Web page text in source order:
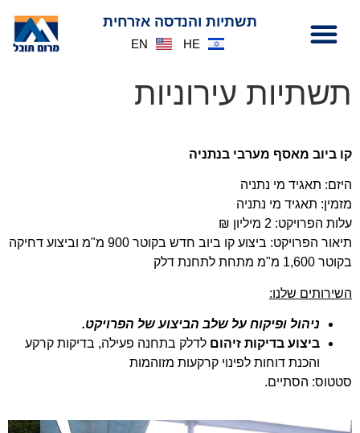
תשתיות והנדסה אזרחית
HE
EN
תשתיות עירוניות
קו ביוב מאסף מערבי בנתניה
היזם: תאגיד מי נתניה
מזמין: תאגיד מי נתניה
עלות הפרויקט: 2 מיליון ₪
תיאור הפרויקט: ביצוע קו ביוב חדש בקוטר 900 מ"מ וביצוע דחיקה
בקוטר 1,600 מ"מ מתחת לתחנת דלק
השירותים שלנו:
ניהול ופיקוח על שלב הביצוע של הפרויקט.
ביצוע בדיקות זיהום לדלק בתחנה פעילה, בדיקות קרקע
והכנת דוחות לפינוי קרקעות מזוהמות
סטטוס: הסתיים.